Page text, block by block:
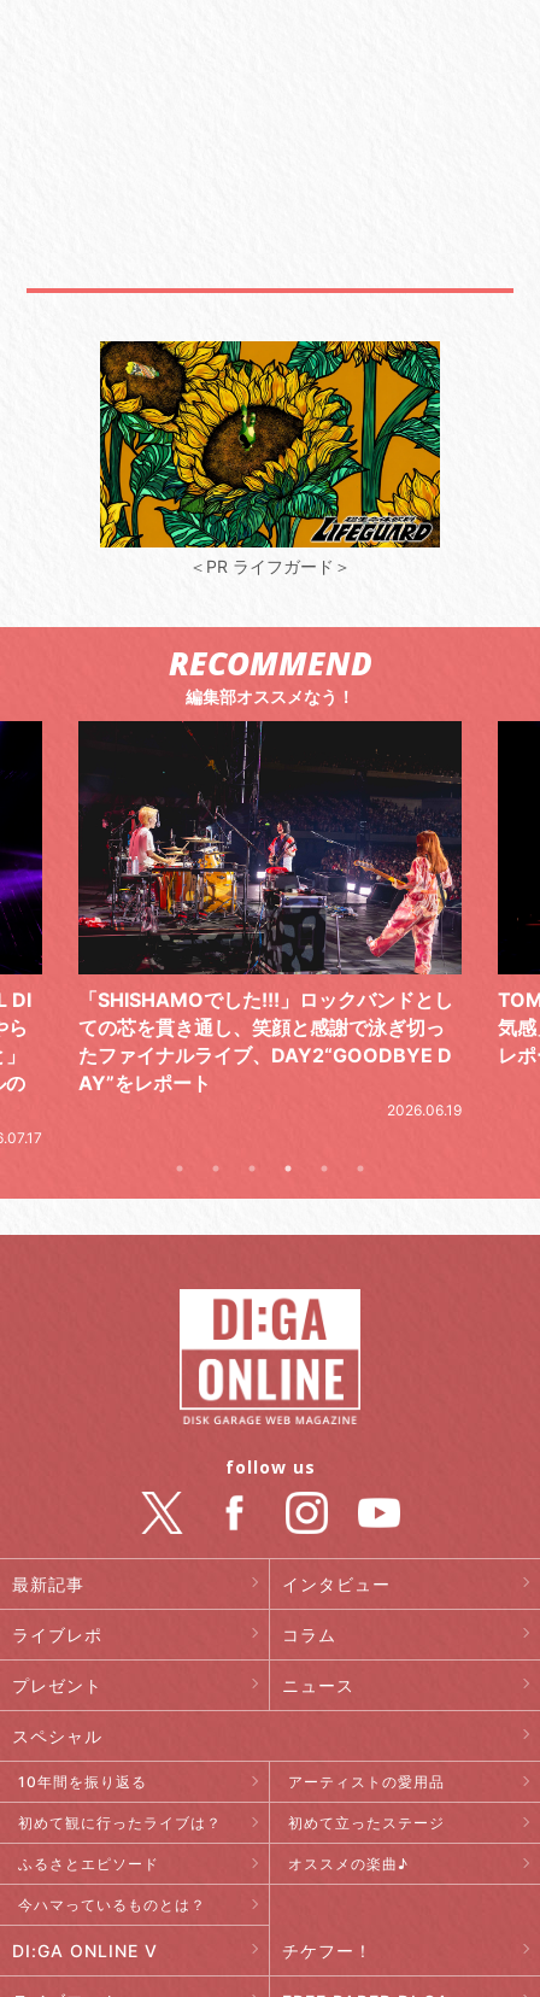
＜PR ライフガード＞
RECOMMEND
編集部オススメなう！
し
っ
D
TOMOO、３台の鍵盤で「6月から7月の空
気感」を鮮やかに描いた、FC限定ライブを
レポート
筋
の
と
最新記事 インタビュー
ライブレポ コラム
プレゼント ニュース
スペシャル
10年間を振り返る アーティストの愛用品
初めて観に行ったライブは？ 初めて立ったステージ
ふるさとエピソード オススメの楽曲♪
今ハマっているものとは？
DI:GA ONLINE V チケフー！
follow us